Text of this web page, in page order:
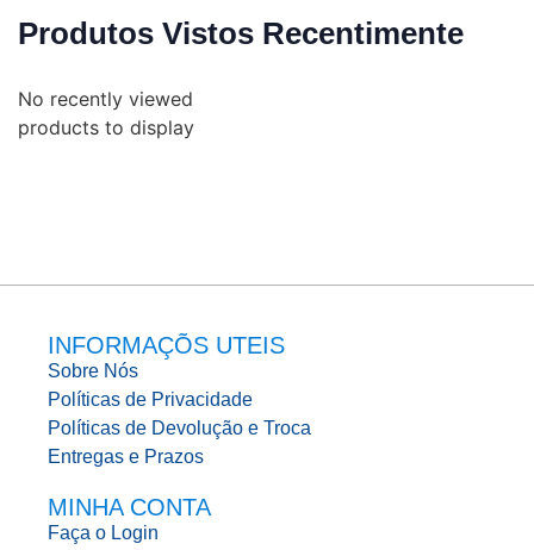
Produtos Vistos Recentimente
No recently viewed
products to display
INFORMAÇÕS UTEIS
Sobre Nós
Políticas de Privacidade
Políticas de Devolução e Troca
Entregas e Prazos
MINHA CONTA
Faça o Login